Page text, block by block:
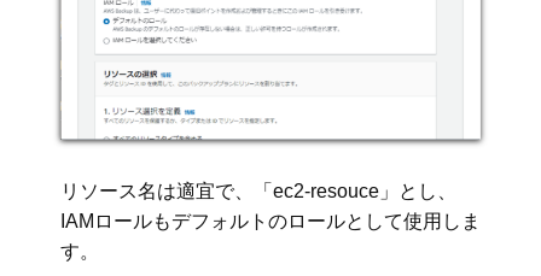
リソース名は適宜で、「ec2-resouce」とし、
IAMロールもデフォルトのロールとして使用しま
す。